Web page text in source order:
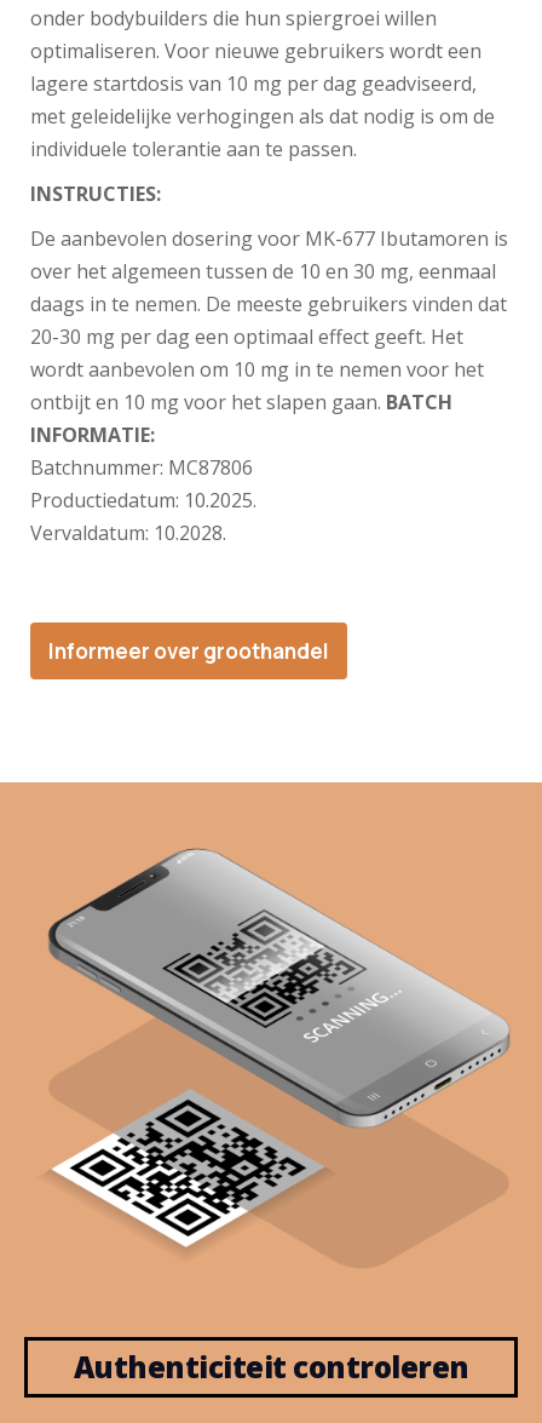
onder bodybuilders die hun spiergroei willen
optimaliseren. Voor nieuwe gebruikers wordt een
lagere startdosis van 10 mg per dag geadviseerd,
met geleidelijke verhogingen als dat nodig is om de
individuele tolerantie aan te passen.
INSTRUCTIES:
De aanbevolen dosering voor MK-677 Ibutamoren is
over het algemeen tussen de 10 en 30 mg, eenmaal
daags in te nemen. De meeste gebruikers vinden dat
20-30 mg per dag een optimaal effect geeft. Het
wordt aanbevolen om 10 mg in te nemen voor het
ontbijt en 10 mg voor het slapen gaan. BATCH
INFORMATIE:
Batchnummer: MC87806
Productiedatum: 10.2025.
Vervaldatum: 10.2028.
Informeer over groothandel
Authenticiteit controleren